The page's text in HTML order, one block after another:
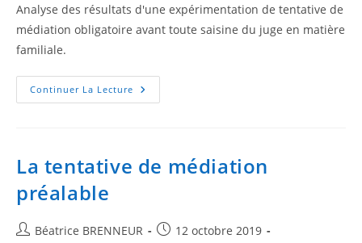
Analyse des résultats d'une expérimentation de tentative de
médiation obligatoire avant toute saisine du juge en matière
familiale.
Continuer La Lecture
La tentative de médiation
préalable
Béatrice BRENNEUR
12 octobre 2019